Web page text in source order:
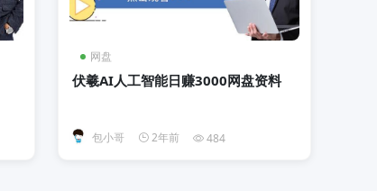
网盘
伏羲AI人工智能日赚3000网盘资料
包小哥 2年前 484